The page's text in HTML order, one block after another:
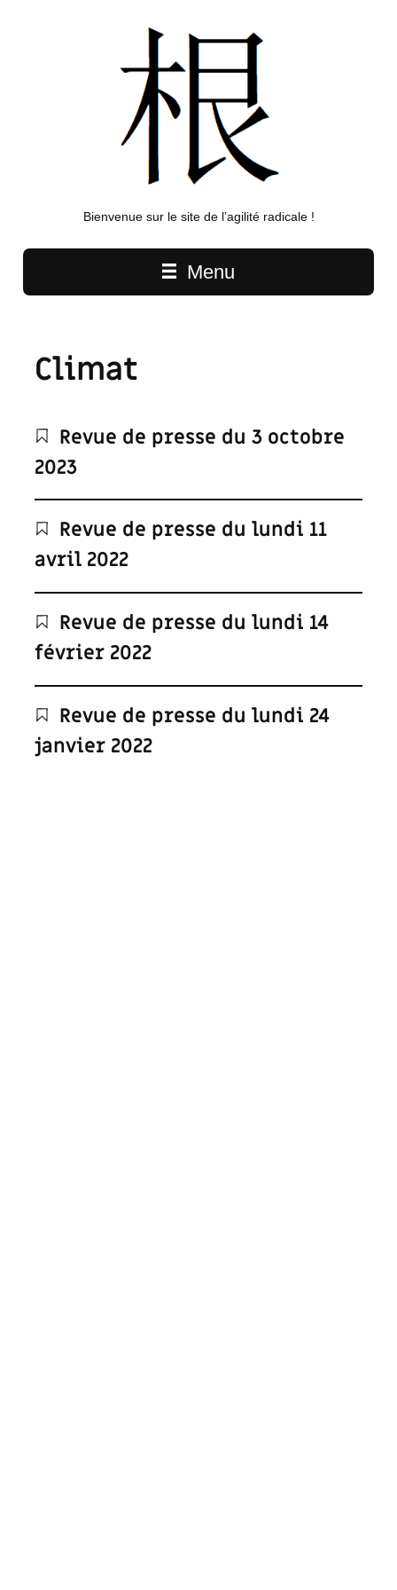
Bienvenue sur le site de l’agilité radicale !
Main navigation
Menu
Climat
Revue de presse du 3 octobre
2023
Revue de presse du lundi 11
avril 2022
Revue de presse du lundi 14
février 2022
Revue de presse du lundi 24
janvier 2022